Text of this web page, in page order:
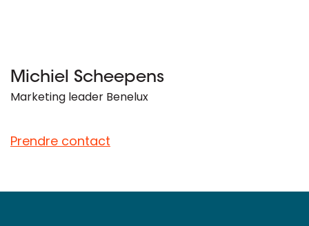
Michiel Scheepens
Marketing leader Benelux
Prendre contact